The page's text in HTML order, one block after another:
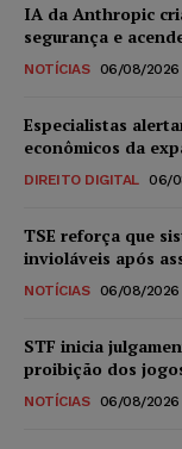
IA da Anthropic
segurança e
NOTÍCIAS 06/08/2026
Especialistas
econômicos da
DIREITO DIGITAL 06/
TSE reforça que
invioláveis após
NOTÍCIAS 06/08/2026
STF inicia
proibição dos
NOTÍCIAS 06/08/2026